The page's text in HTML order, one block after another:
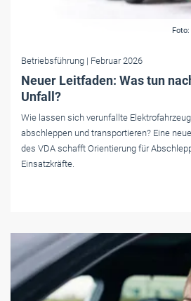
Betriebsführung | Februar 2026
Neuer Leitfaden: Was tun
Unfall?
Wie lassen sich verunfallte
abschleppen und transportieren? Eine
des VDA schafft Orientierung für
Einsatzkräfte.